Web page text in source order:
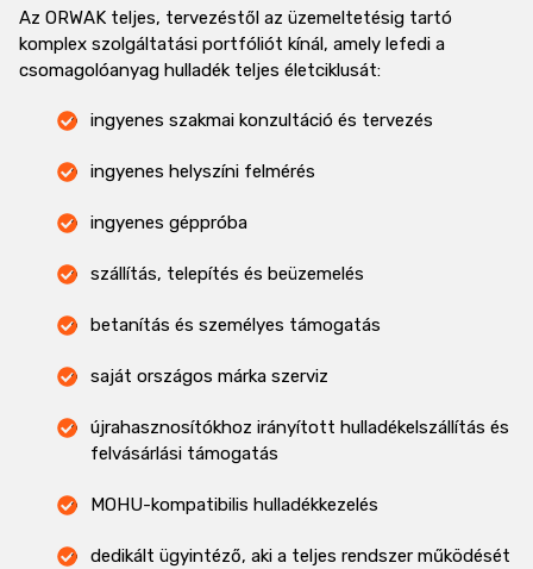
Az ORWAK teljes, tervezéstől az üzemeltetésig tartó
komplex szolgáltatási portfóliót kínál, amely lefedi a
csomagolóanyag hulladék teljes életciklusát:
ingyenes szakmai konzultáció és tervezés
ingyenes helyszíni felmérés
ingyenes géppróba
szállítás, telepítés és beüzemelés
betanítás és személyes támogatás
saját országos márka szerviz
újrahasznosítókhoz irányított hulladékelszállítás és
felvásárlási támogatás
MOHU-kompatibilis hulladékkezelés
dedikált ügyintéző, aki a teljes rendszer működését